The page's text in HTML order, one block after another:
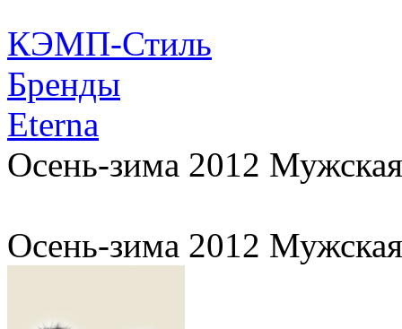
КЭМП-Стиль
Бренды
Eterna
Осень-зима 2012
Осень-зима 2012